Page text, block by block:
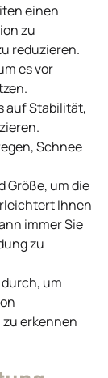
einen
zu
reduzieren.
es vor
auf Stabilität,
Schnee
Größe, um die
Ihnen
immer Sie
zu
um
erkennen